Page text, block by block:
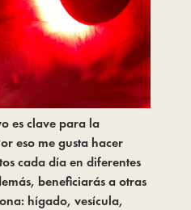
es clave para la
eso me gusta hacer
cada día en diferentes
beneficiarás a otras
hígado, vesícula,